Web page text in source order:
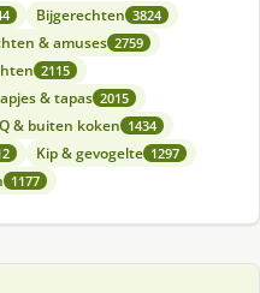
Bijgerechten 3824
& amuses 2759
2115
& tapas 2015
& buiten koken 1434
Kip & gevogelte 1297
1177